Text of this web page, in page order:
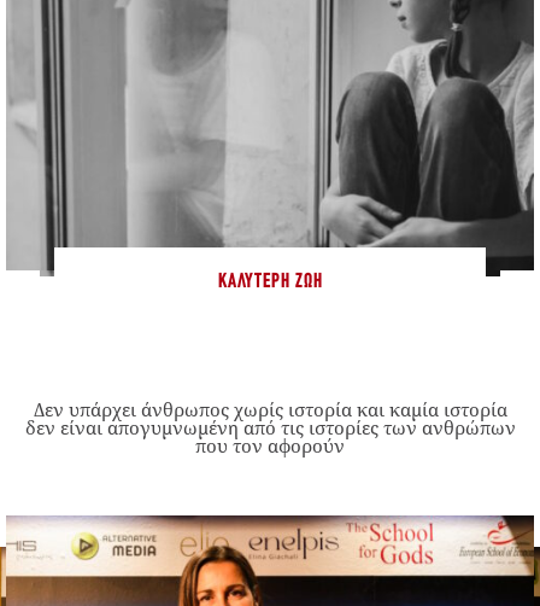
ΚΑΛΎΤΕΡΗ ΖΩΉ
Δεν υπάρχει άνθρωπος χωρίς ιστορία και καμία ιστορία
δεν είναι απογυμνωμένη από τις ιστορίες των ανθρώπων
που τον αφορούν